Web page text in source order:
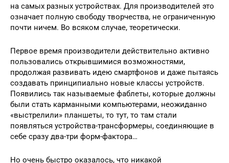
на самых разных устройствах. Для производителей это
означает полную свободу творчества, не ограниченную
почти ничем. Во всяком случае, теоретически.
Первое время производители действительно активно
пользовались открывшимися возможностями,
продолжая развивать идею смартфонов и даже пытаясь
создавать принципиально новые классы устройств.
Появились так называемые фаблеты, которые должны
были стать карманными компьютерами, неожиданно
«выстрелили» планшеты, то тут, то там стали
появляться устройства-трансформеры, соединяющие в
себе сразу два-три форм-фактора…
Но очень быстро оказалось, что никакой